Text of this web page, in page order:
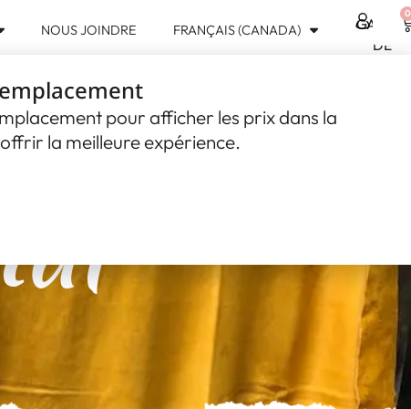
NOUS JOINDRE FRANÇAIS (CANADA)
USD
GAMME
DE
0
pour afficher les prix dans la
la meilleure expérience.